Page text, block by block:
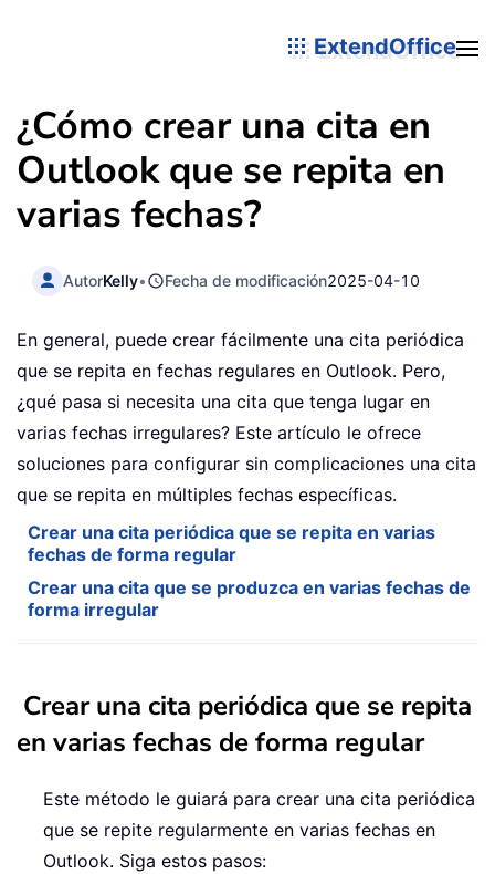
ExtendOffice
¿Cómo crear una cita en
Outlook que se repita en
varias fechas?
AutorKelly• Fecha de modificación2025-04-10
En general, puede crear fácilmente una cita periódica
que se repita en fechas regulares en Outlook. Pero,
¿qué pasa si necesita una cita que tenga lugar en
varias fechas irregulares? Este artículo le ofrece
soluciones para configurar sin complicaciones una cita
que se repita en múltiples fechas específicas.
Crear una cita periódica que se repita en varias
fechas de forma regular
Crear una cita que se produzca en varias fechas de
forma irregular
Crear una cita periódica que se repita
en varias fechas de forma regular
Este método le guiará para crear una cita periódica
que se repite regularmente en varias fechas en
Outlook. Siga estos pasos: